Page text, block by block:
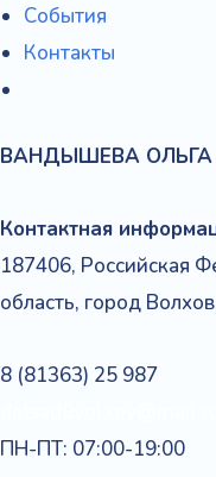
События
Контакты
ВАНДЫШЕВА ОЛЬГА
Контактная
187406, Российская
область, город
8 (81363) 25 987
ПН-ПТ: 07:00-19:00